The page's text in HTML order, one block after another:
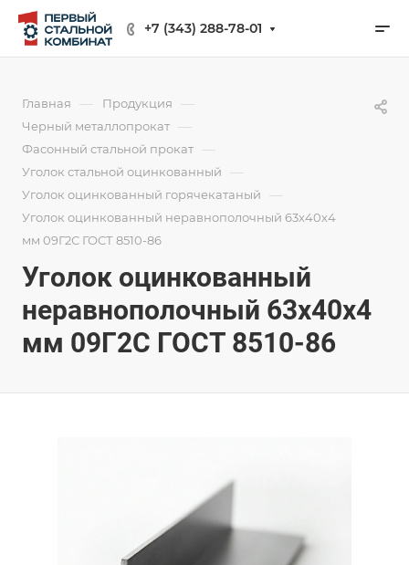
+7 (343) 288-78-01
Главная — Продукция —
Черный металлопрокат —
Фасонный стальной прокат —
Уголок стальной оцинкованный —
Уголок оцинкованный горячекатаный —
Уголок оцинкованный неравнополочный 63х40х4
мм 09Г2С ГОСТ 8510-86
Уголок оцинкованный
неравнополочный 63х40х4
мм 09Г2С ГОСТ 8510-86